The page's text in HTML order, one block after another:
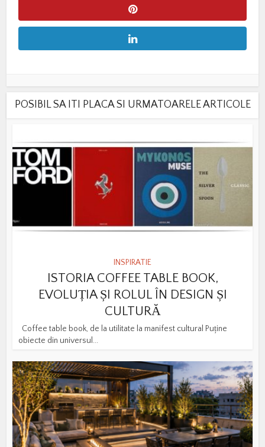
POSIBIL SA ITI PLACA SI URMATOARELE ARTICOLE
INSPIRATIE
ISTORIA COFFEE TABLE BOOK,
EVOLUȚIA ȘI ROLUL ÎN DESIGN ȘI
CULTURĂ
Coffee table book, de la utilitate la manifest cultural Puține
obiecte din universul...